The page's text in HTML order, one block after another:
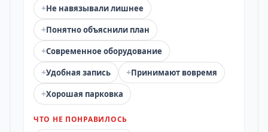
+Не навязывали лишнее
+Понятно объяснили план
+Современное оборудование
+Удобная запись +Принимают вовремя
+Хорошая парковка
ЧТО НЕ ПОНРАВИЛОСЬ